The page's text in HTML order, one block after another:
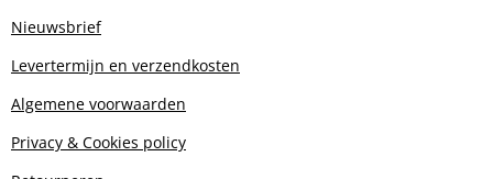
Nieuwsbrief
Levertermijn en verzendkosten
Algemene voorwaarden
Privacy & Cookies policy